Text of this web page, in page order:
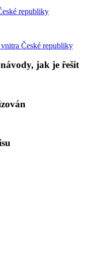
republiky
České republiky
jak je řešit